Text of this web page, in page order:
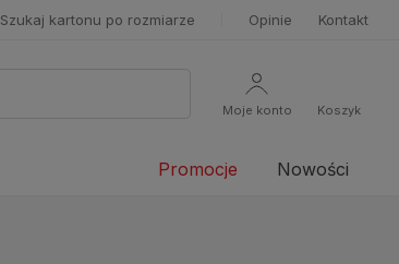
Szukaj kartonu po rozmiarze Opinie Kontakt
Moje konto Koszyk
Promocje Nowości